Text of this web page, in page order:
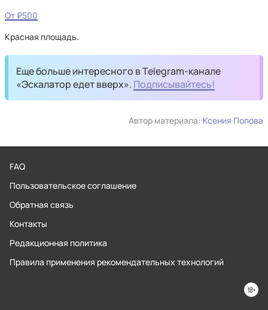
От ₽500
Красная площадь.
Еще больше интересного в Telegram-канале
«Эскалатор едет вверх». Подписывайтесь!
Автор материала: Ксения Попова
FAQ
Пользовательское соглашение
Обратная связь
Контакты
Редакционная политика
Правила применения рекомендательных технологий